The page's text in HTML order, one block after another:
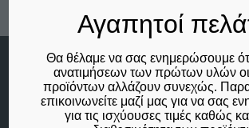
Menu
Αρχική
Η Εταιρία
Αγαπητοί
Θα θέλαμε να σας ενημερώσουμε
ανατιμήσεων των πρώτων υλών οι
προϊόντων αλλάζουν συνεχώς.
επικοινωνείτε μαζί μας για να σας
για τις ισχύουσες τιμές καθώς